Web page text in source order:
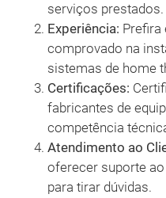
serviços prestados.
Experiência:
comprovado na
sistemas de home
Certificações:
fabricantes de
competência
Atendimento ao
oferecer suporte
para tirar dúvidas.